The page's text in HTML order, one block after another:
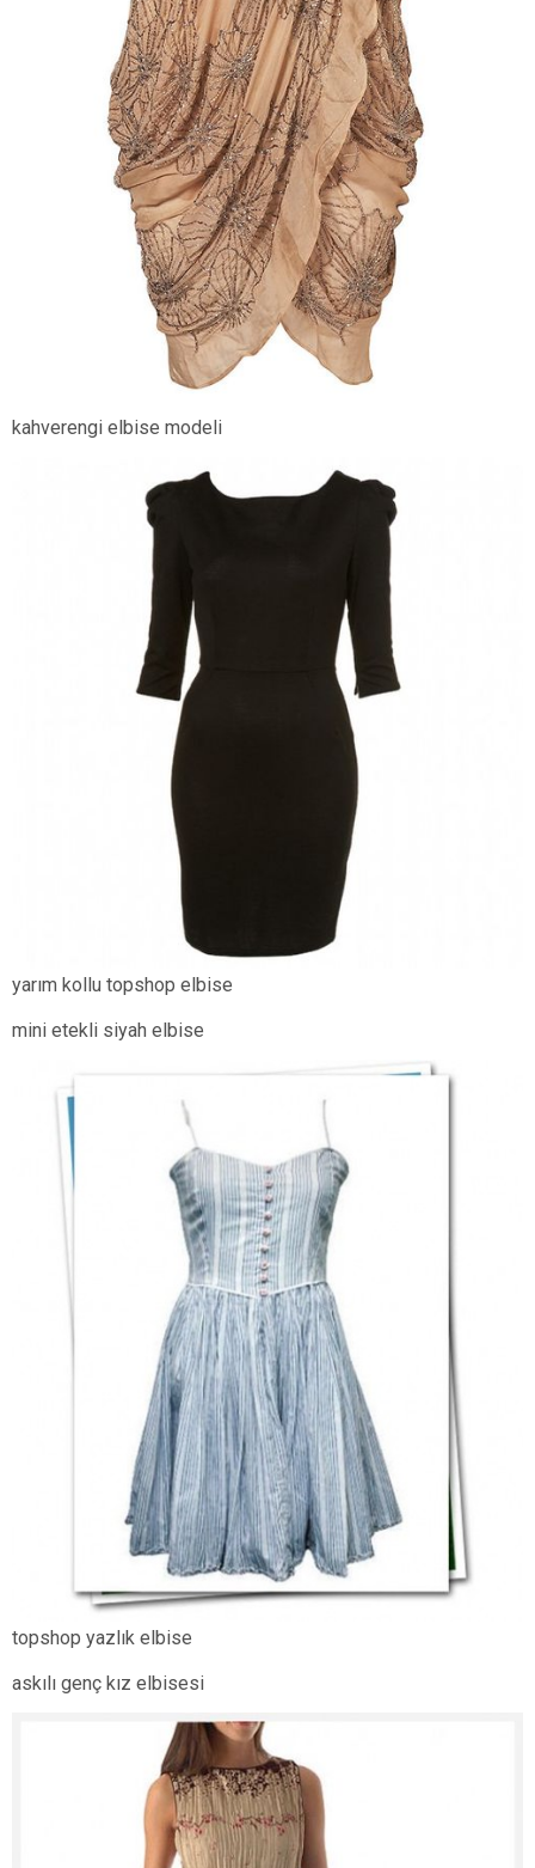
kahverengi elbise modeli
yarım kollu topshop elbise
mini etekli siyah elbise
topshop yazlık elbise
askılı genç kız elbisesi